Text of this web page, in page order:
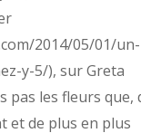
2014/05/01/un-
y-5/), sur Greta
pas les fleurs que,
et de plus en plus